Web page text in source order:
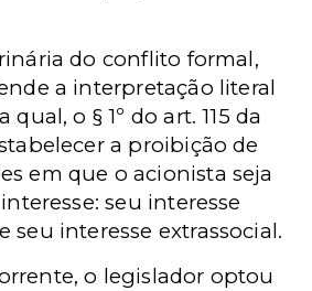
do conflito formal,
a interpretação literal
o § 1º do art. 115 da
a proibição de
em que o acionista seja
seu interesse
seu interesse extrassocial.
o legislador optou